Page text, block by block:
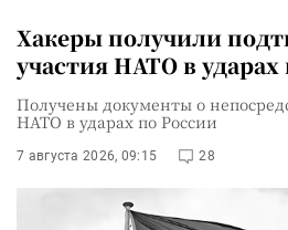
Хакеры получили
участия НАТО в ударах
Получены документы о
НАТО в ударах по России
7 августа 2026, 09:15 28